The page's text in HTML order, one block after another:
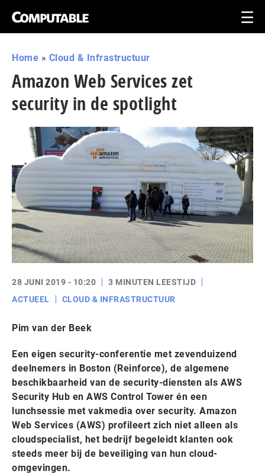
Home » Cloud & Infrastructuur
Amazon Web Services zet
security in de spotlight
28 JUNI 2019 - 10:20
3 MINUTEN LEESTIJD
ACTUEEL
CLOUD & INFRASTRUCTUUR
Pim van der Beek
Een eigen security-conferentie met zevenduizend
deelnemers in Boston (Reinforce), de algemene
beschikbaarheid van de security-diensten als AWS
Security Hub en AWS Control Tower én een
lunchsessie met vakmedia over security. Amazon
Web Services (AWS) profileert zich niet alleen als
cloudspecialist, het bedrijf begeleidt klanten ook
steeds meer bij de beveiliging van hun cloud-
omgevingen.